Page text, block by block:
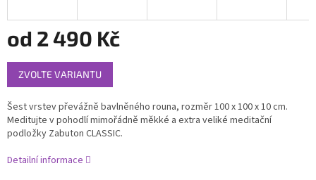
od 2 490 Kč
Měrná
cena:
ZVOLTE VARIANTU
Šest vrstev převážně bavlněného rouna, rozměr 100 x 100 x 10 cm.
Meditujte v pohodlí mimořádně měkké a extra veliké meditační
podložky Zabuton CLASSIC.
Detailní informace